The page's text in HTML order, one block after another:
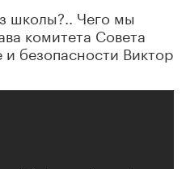
школы?.. Чего мы
комитета Совета
безопасности Виктор